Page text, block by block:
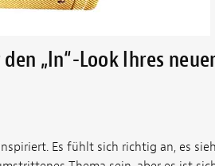
„In“-Look Ihres
Es fühlt sich richtig an, es